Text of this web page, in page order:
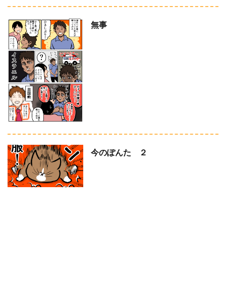
無事
今のぽんた ２